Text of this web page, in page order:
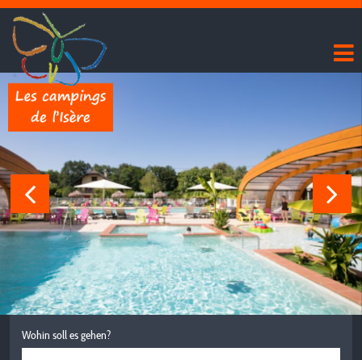
Wohin soll es gehen?